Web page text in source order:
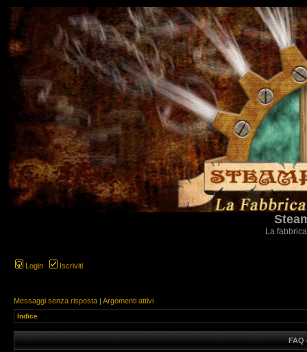
La
Login Iscriviti
Messaggi senza risposta | Argomenti attivi
Indice
FAQ